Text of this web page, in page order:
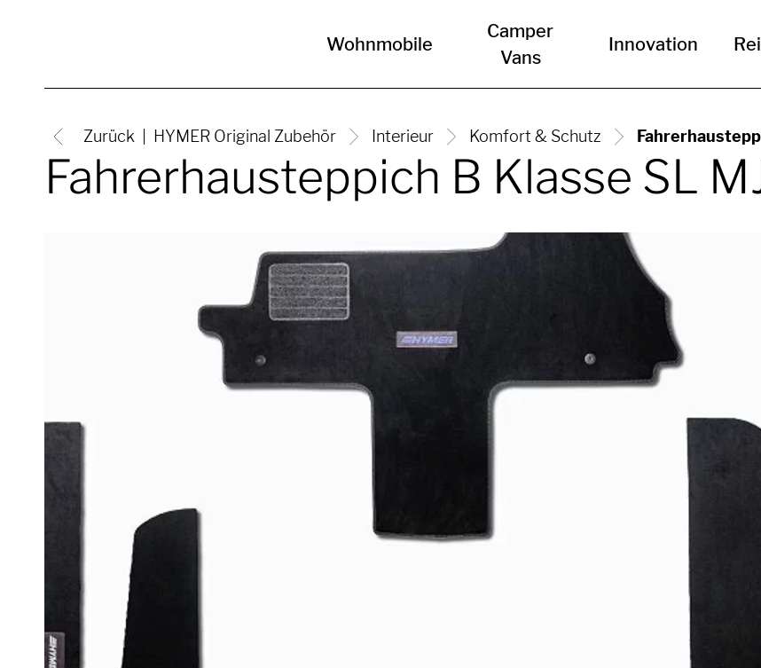
Wohnmobile
Camper
Vans
Innovation
Zurück HYMER Original Zubehör Interieur Komfort & Schutz
Fahrerhausteppich B Klasse SL